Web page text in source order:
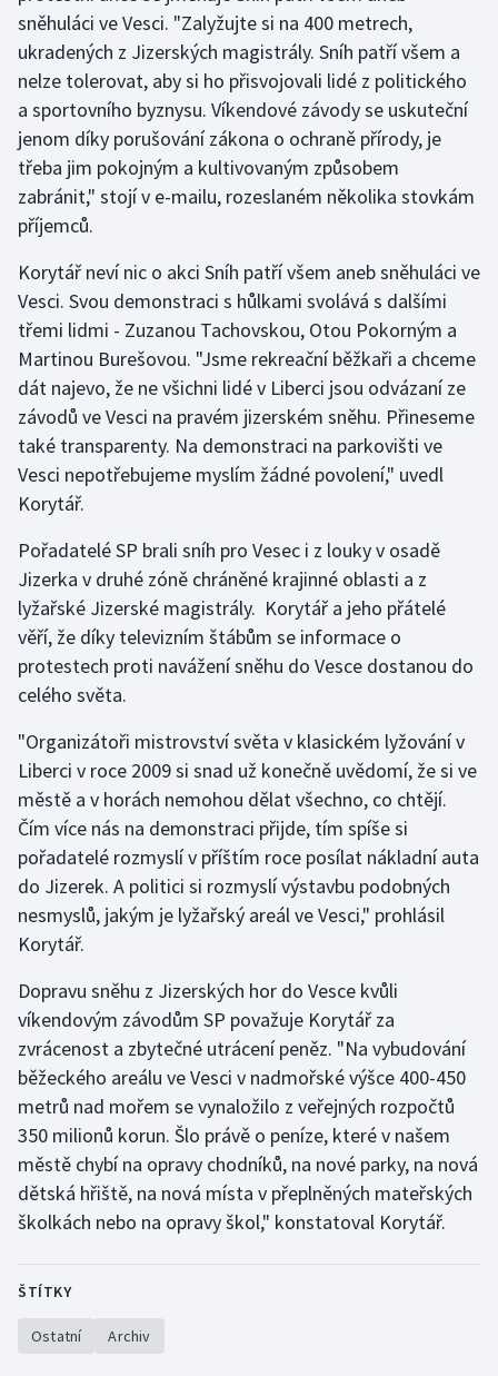
Judo
Krasobruslení
Lezení
Lyže a snowboard
Moderní pětiboj
Motorsport
Olympijské hry
Parasport
Plavání
Ragby
Rychlobruslení
Rychlostní kanoistika
Short track
Sportovní střelba
Stolní tenis
Triatlon
Veslování
Vodní slalom
Volejbal
Ostatní
sněhuláci ve Vesci. "Zalyžujte si na 400 metrech,
ukradených z Jizerských magistrály. Sníh patří všem a
nelze tolerovat, aby si ho přisvojovali lidé z politického
a sportovního byznysu. Víkendové závody se uskuteční
jenom díky porušování zákona o ochraně přírody, je
třeba jim pokojným a kultivovaným způsobem
zabránit," stojí v e-mailu, rozeslaném několika stovkám
příjemců.
Korytář neví nic o akci Sníh patří všem aneb sněhuláci ve
Vesci. Svou demonstraci s hůlkami svolává s dalšími
třemi lidmi - Zuzanou Tachovskou, Otou Pokorným a
Martinou Burešovou. "Jsme rekreační běžkaři a chceme
dát najevo, že ne všichni lidé v Liberci jsou odvázaní ze
závodů ve Vesci na pravém jizerském sněhu. Přineseme
také transparenty. Na demonstraci na parkovišti ve
Vesci nepotřebujeme myslím žádné povolení," uvedl
Korytář.
Pořadatelé SP brali sníh pro Vesec i z louky v osadě
Jizerka v druhé zóně chráněné krajinné oblasti a z
lyžařské Jizerské magistrály. Korytář a jeho přátelé
věří, že díky televizním štábům se informace o
protestech proti navážení sněhu do Vesce dostanou do
celého světa.
"Organizátoři mistrovství světa v klasickém lyžování v
Liberci v roce 2009 si snad už konečně uvědomí, že si ve
městě a v horách nemohou dělat všechno, co chtějí.
Čím více nás na demonstraci přijde, tím spíše si
pořadatelé rozmyslí v příštím roce posílat nákladní auta
do Jizerek. A politici si rozmyslí výstavbu podobných
nesmyslů, jakým je lyžařský areál ve Vesci," prohlásil
Korytář.
Dopravu sněhu z Jizerských hor do Vesce kvůli
víkendovým závodům SP považuje Korytář za
zvrácenost a zbytečné utrácení peněz. "Na vybudování
běžeckého areálu ve Vesci v nadmořské výšce 400-450
metrů nad mořem se vynaložilo z veřejných rozpočtů
350 milionů korun. Šlo právě o peníze, které v našem
městě chybí na opravy chodníků, na nové parky, na nová
dětská hřiště, na nová místa v přeplněných mateřských
školkách nebo na opravy škol," konstatoval Korytář.
ŠTÍTKY
Ostatní Archiv